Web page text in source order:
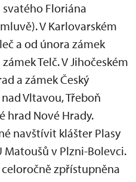
svatého Floriána
V Karlovarském
a od února zámek
Telč. V Jihočeském
a zámek Český
Vltavou, Třeboň
hrad Nové Hrady.
navštívit klášter Plasy
Matoušů v Plzni-Bolevci.
zpřístupněna